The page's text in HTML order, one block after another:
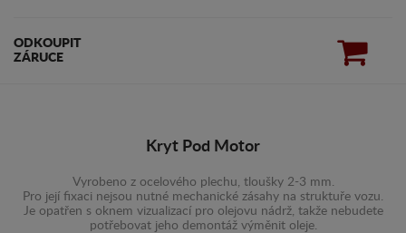
ODKOUPIT
ZÁRUCE
Kryt Pod Motor
Vyrobeno z ocelového plechu, tloušky 2-3 mm.
Pro její fixaci nejsou nutné mechanické zásahy na struktuře vozu.
Je opatřen s oknem vizualizací pro olejovu nádrž, takže nebudete
potřebovat jeho demontáž výměnit oleje.